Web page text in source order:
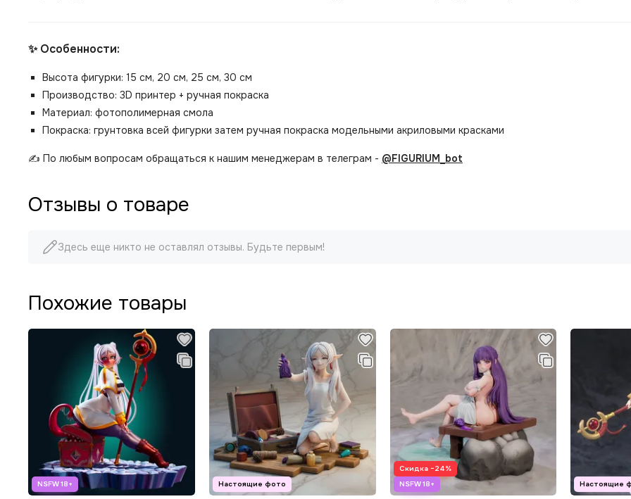
✨ Особенности:
Высота фигурки: 15 см, 20 см, 25 см, 30 см
Производство: 3D принтер + ручная покраска
Материал: фотополимерная смола
Покраска: грунтовка всей фигурки затем ручная покраска модельными акриловыми красками
✍️ По любым вопросам обращаться к нашим менеджерам в телеграм - @FIGURIUM_bot
Отзывы о товаре
Здесь еще никто не оставлял отзывы. Будьте первым!
Похожие товары
Скидка −24%